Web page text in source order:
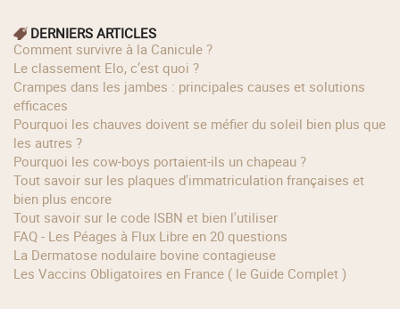
DERNIERS ARTICLES
Comment survivre à la Canicule ?
Le classement Elo, c’est quoi ?
Crampes dans les jambes : principales causes et solutions
efficaces
Pourquoi les chauves doivent se méfier du soleil bien plus que
les autres ?
Pourquoi les cow‑boys portaient‑ils un chapeau ?
Tout savoir sur les plaques d'immatriculation françaises et
bien plus encore
Tout savoir sur le code ISBN et bien l'utiliser
FAQ - Les Péages à Flux Libre en 20 questions
La Dermatose nodulaire bovine contagieuse
Les Vaccins Obligatoires en France ( le Guide Complet )